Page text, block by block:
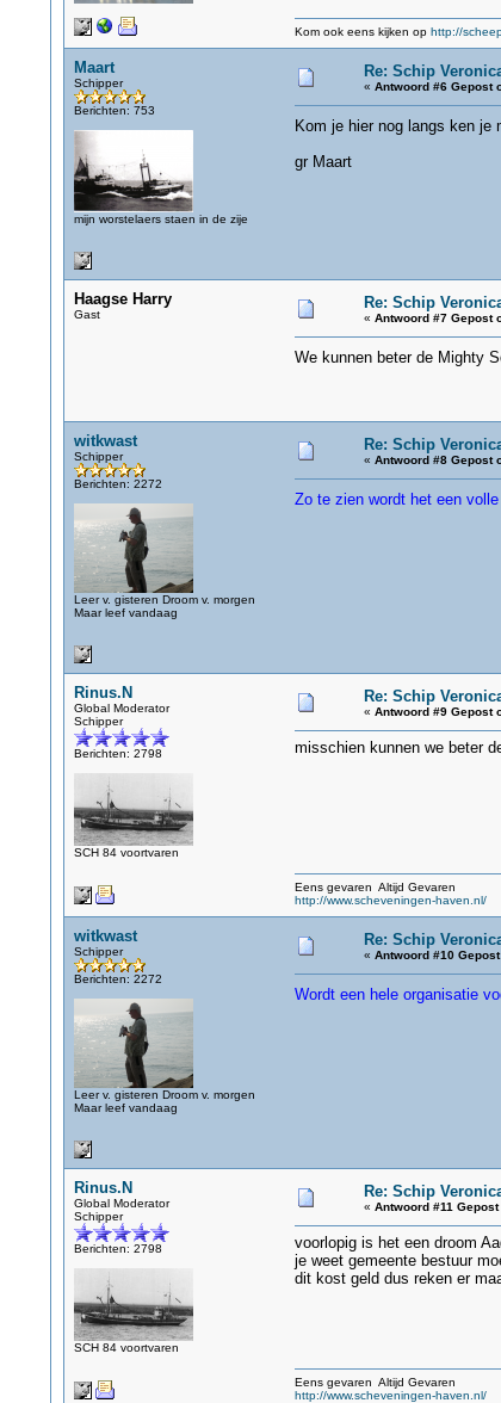
Kom ook eens kijken op http://
Maart
Schipper
Berichten: 753
mijn worstelaers staen in de zije
Re: Schip
« Antwoord #6 Gepost
Kom je hier nog langs ken je
gr Maart
Haagse Harry
Gast
Re: Schip
« Antwoord #7 Gepost
We kunnen beter de Mighty
witkwast
Schipper
Berichten: 2272
Leer v. gisteren Droom v. morgen
Maar leef vandaag
Re: Schip
« Antwoord #8 Gepost
Zo te zien wordt het een
Rinus.N
Global Moderator
Schipper
Berichten: 2798
SCH 84 voortvaren
Re: Schip
« Antwoord #9 Gepost
misschien kunnen we beter
Eens gevaren Altijd Gevaren
http://www.scheveningen-haven.nl/
witkwast
Schipper
Berichten: 2272
Leer v. gisteren Droom v. morgen
Maar leef vandaag
Re: Schip
« Antwoord #10
Wordt een hele organisatie
Rinus.N
Global Moderator
Schipper
Berichten: 2798
SCH 84 voortvaren
Re: Schip
« Antwoord #11 Gepost
voorlopig is het een droom
je weet gemeente bestuur
dit kost geld dus reken er
Eens gevaren Altijd Gevaren
http://www.scheveningen-haven.nl/